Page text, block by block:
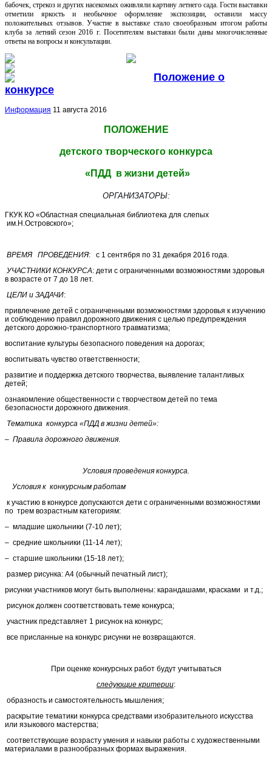
бабочек, стрекоз и других насекомых оживляли картину летнего сада. Гости выставки
отметили яркость и необычное оформление экспозиции, оставили массу
положительных отзывов. Участие в выставке стало своеобразным итогом работы
клуба за летний сезон 2016 г. Посетителям выставки были даны многочисленные
ответы на вопросы и консультации.
Положение о
конкурсе
Информация 11 августа 2016
ПОЛОЖЕНИЕ
детского творческого конкурса
«ПДД в жизни детей»
ОРГАНИЗАТОРЫ:
ГКУК КО «Областная специальная библиотека для слепых
им.Н.Островского»;
ВРЕМЯ ПРОВЕДЕНИЯ: с 1 сентября по 31 декабря 2016 года.
УЧАСТНИКИ КОНКУРСА: дети с ограниченными возможностями здоровья
в возрасте от 7 до 18 лет.
ЦЕЛИ и ЗАДАЧИ:
привлечение детей с ограниченными возможностями здоровья к изучению
и соблюдению правил дорожного движения с целью предупреждения
детского дорожно-транспортного травматизма;
воспитание культуры безопасного поведения на дорогах;
воспитывать чувство ответственности;
развитие и поддержка детского творчества, выявление талантливых
детей;
ознакомление общественности с творчеством детей по тема
безопасности дорожного движения.
Тематика конкурса «ПДД в жизни детей»:
– Правила дорожного движения.
Условия проведения конкурса.
Условия к конкурсным работам
к участию в конкурсе допускаются дети с ограниченными возможностями
по трем возрастным категориям:
– младшие школьники (7-10 лет);
– средние школьники (11-14 лет);
– старшие школьники (15-18 лет);
размер рисунка: А4 (обычный печатный лист);
рисунки участников могут быть выполнены: карандашами, красками и т.д.;
рисунок должен соответствовать теме конкурса;
участник представляет 1 рисунок на конкурс;
все присланные на конкурс рисунки не возвращаются.
При оценке конкурсных работ будут учитываться
следующие критерии:
образность и самостоятельность мышления;
раскрытие тематики конкурса средствами изобразительного искусства
или языкового мастерства;
соответствующие возрасту умения и навыки работы с художественными
материалами в разнообразных формах выражения.